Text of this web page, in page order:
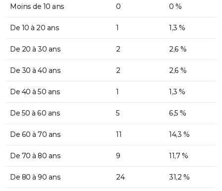
Moins de 10 ans 0 0 %
De 10 à 20 ans 1 1,3 %
De 20 à 30 ans 2 2,6 %
De 30 à 40 ans 2 2,6 %
De 40 à 50 ans 1 1,3 %
De 50 à 60 ans 5 6,5 %
De 60 à 70 ans 11 14,3 %
De 70 à 80 ans 9 11,7 %
De 80 à 90 ans 24 31,2 %